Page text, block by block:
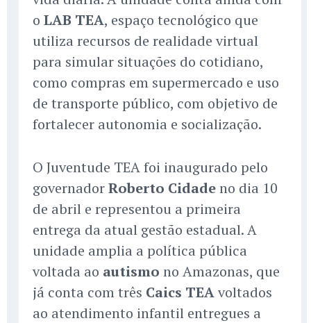
o LAB TEA, espaço tecnológico que
utiliza recursos de realidade virtual
para simular situações do cotidiano,
como compras em supermercado e uso
de transporte público, com objetivo de
fortalecer autonomia e socialização.
O Juventude TEA foi inaugurado pelo
governadorRoberto Cidadeno dia 10
de abril e representou a primeira
entrega da atual gestão estadual. A
unidade amplia a política pública
voltada ao autismo no Amazonas, que
já conta com três Caics TEAvoltados
ao atendimento infantil entregues a